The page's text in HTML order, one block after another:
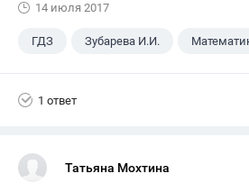
14 июля 2017
ГДЗ Зубарева И.И.
1 ответ
Татьяна Мохтина